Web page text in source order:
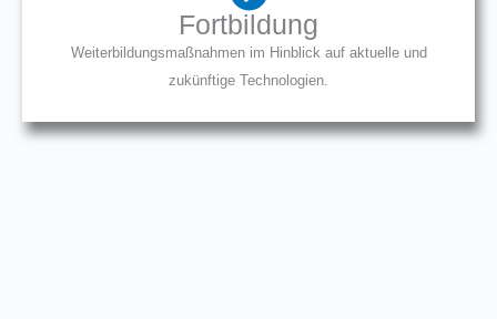
Fortbildung
Weiterbildungsmaßnahmen im Hinblick auf aktuelle und
zukünftige Technologien.